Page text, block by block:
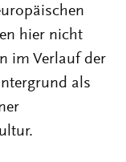
hier nicht
im Verlauf der
als